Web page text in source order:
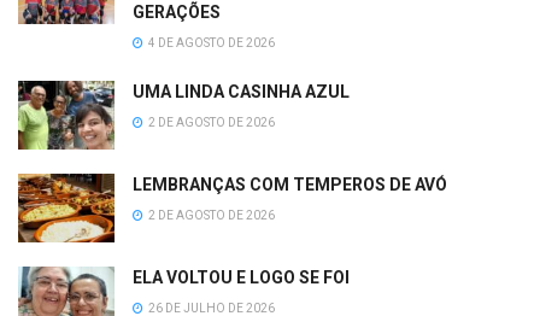
GERAÇÕES
4 DE AGOSTO DE 2026
UMA LINDA CASINHA AZUL
2 DE AGOSTO DE 2026
LEMBRANÇAS COM TEMPEROS DE AVÓ
2 DE AGOSTO DE 2026
ELA VOLTOU E LOGO SE FOI
26 DE JULHO DE 2026